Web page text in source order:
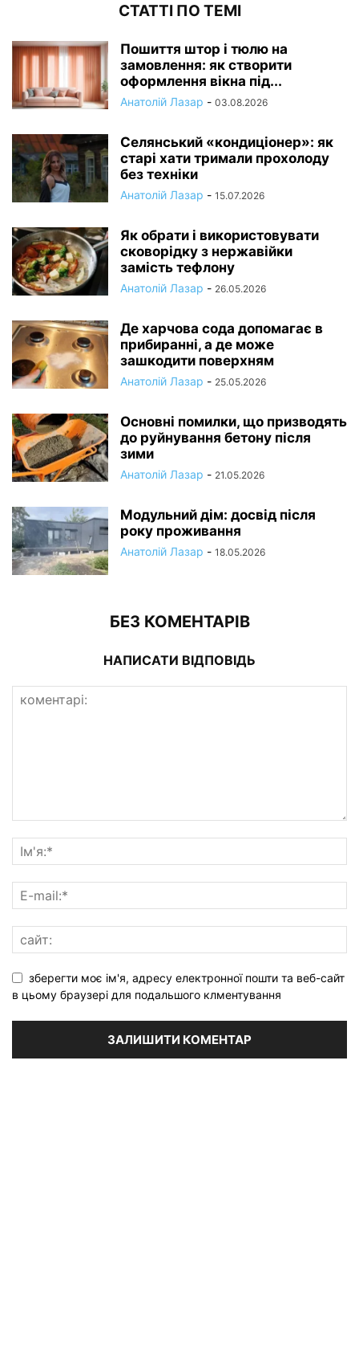
СТАТТІ ПО ТЕМІ
Пошиття штор і тюлю на
замовлення: як створити
оформлення вікна під...
Анатолій Лазар - 03.08.2026
Селянський «кондиціонер»: як
старі хати тримали прохолоду
без техніки
Анатолій Лазар - 15.07.2026
Як обрати і використовувати
сковорідку з нержавійки
замість тефлону
Анатолій Лазар - 26.05.2026
Де харчова сода допомагає в
прибиранні, а де може
зашкодити поверхням
Анатолій Лазар - 25.05.2026
Основні помилки, що призводять
до руйнування бетону після
зими
Анатолій Лазар - 21.05.2026
Модульний дім: досвід після
року проживання
Анатолій Лазар - 18.05.2026
БЕЗ КОМЕНТАРІВ
НАПИСАТИ ВІДПОВІДЬ
зберегти моє ім'я, адресу електронної пошти та веб-сайт
в цьому браузері для подальшого клментування